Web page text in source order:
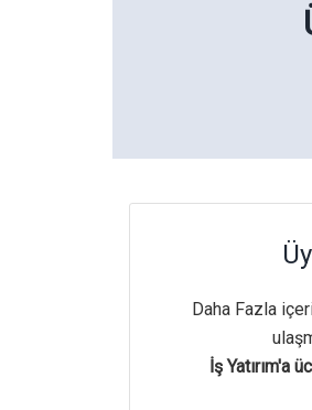
Daha Fazla
İş Yatırım'a